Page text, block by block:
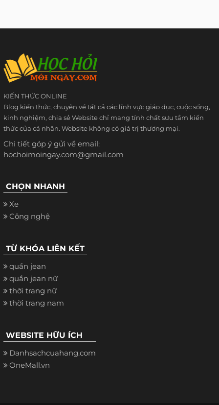
KIẾN THỨC ONLINE
Blog kiến thức, chuyên về tất cả các lĩnh vực giáo dục, cuộc sống,
kinh nghiệm, chia sẻ Website chỉ mang tính chất sưu tầm kiến
thức của cá nhân. Website không có giá trị thương mại.
Chi tiết góp ý gửi về email:
hochoimoingay.com@gmail.com
CHỌN NHANH
Xe
Công nghệ
TỪ KHÓA LIÊN KẾT
quần jean
quần jean nữ
thời trang nữ
thời trang nam
WEBSITE HỮU ÍCH
Danhsachcuahang.com
OneMall.vn